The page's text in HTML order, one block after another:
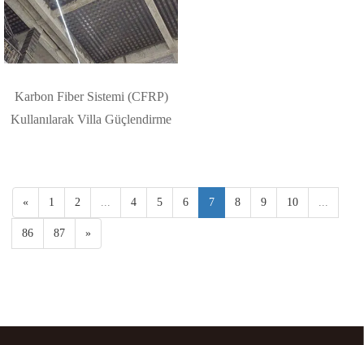
Karbon Fiber Sistemi (CFRP)
Kullanılarak Villa Güçlendirme
« 1 2 4 5 6 7 8 9 10
86 87 »